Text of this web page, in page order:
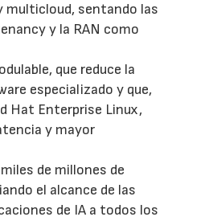
multicloud, sentando las
y la RAN como
que reduce la
especializado y que,
Hat Enterprise Linux,
y mayor
de millones de
el alcance de las
de IA a todos los